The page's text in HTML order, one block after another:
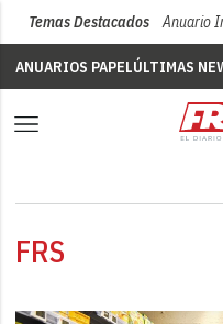
Temas Destacados Anuario
ANUARIOS PAPELÚLTIMAS
FRS